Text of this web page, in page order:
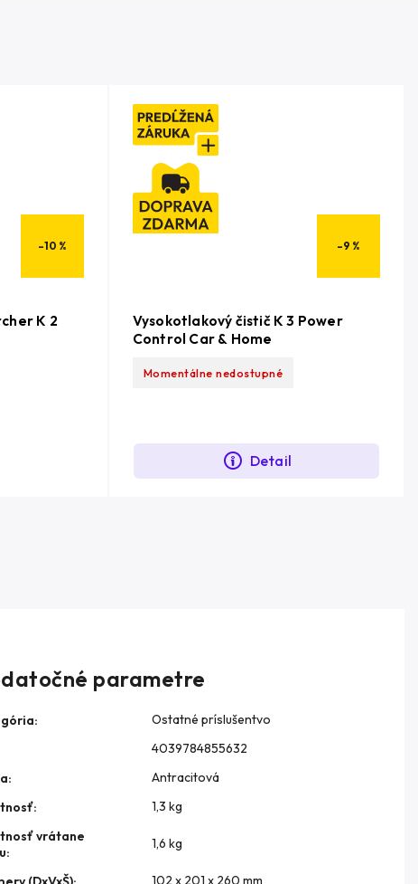
–10 %
K 2
–9 %
Vysokotlakový čistič K 3 Power
Control Car & Home
Momentálne nedostupné
Detail
parametre
:
Ostatné príslušentvo
4039784855632
:
Antracitová
:
1,3 kg
vrátane
:
1,6 kg